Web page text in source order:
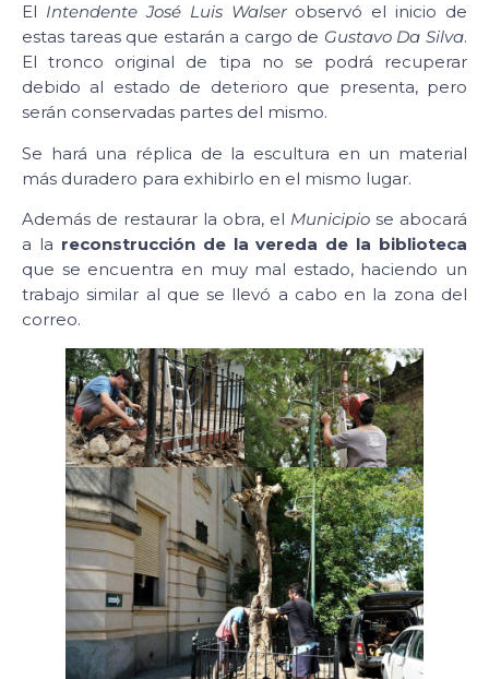
El Intendente José Luis Walserobservó el inicio de
estas tareas que estarán a cargo de Gustavo Da Silva.
El tronco original de tipa no se podrá recuperar
debido al estado de deterioro que presenta, pero
serán conservadas partes del mismo.
Se hará una réplica de la escultura en un material
más duradero para exhibirlo en el mismo lugar.
Además de restaurar la obra, el Municipio se abocará
a la reconstrucción de la vereda de la biblioteca
que se encuentra en muy mal estado, haciendo un
trabajo similar al que se llevó a cabo en la zona del
correo.